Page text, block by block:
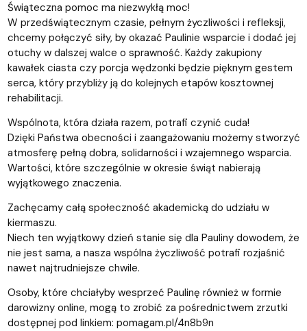
Świąteczna pomoc ma niezwykłą moc!
W przedświątecznym czasie, pełnym życzliwości i refleksji,
chcemy połączyć siły, by okazać Paulinie wsparcie i dodać jej
otuchy w dalszej walce o sprawność. Każdy zakupiony
kawałek ciasta czy porcja wędzonki będzie pięknym gestem
serca, który przybliży ją do kolejnych etapów kosztownej
rehabilitacji.
Wspólnota, która działa razem, potrafi czynić cuda!
Dzięki Państwa obecności i zaangażowaniu możemy stworzyć
atmosferę pełną dobra, solidarności i wzajemnego wsparcia.
Wartości, które szczególnie w okresie świąt nabierają
wyjątkowego znaczenia.
Zachęcamy całą społeczność akademicką do udziału w
kiermaszu.
Niech ten wyjątkowy dzień stanie się dla Pauliny dowodem, że
nie jest sama, a nasza wspólna życzliwość potrafi rozjaśnić
nawet najtrudniejsze chwile.
Osoby, które chciałyby wesprzeć Paulinę również w formie
darowizny online, mogą to zrobić za pośrednictwem zrzutki
dostępnej pod linkiem: pomagam.pl/4n8b9n